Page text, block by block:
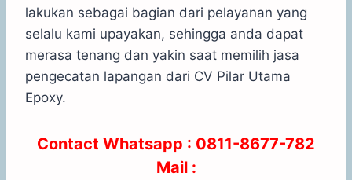
lakukan sebagai bagian dari pelayanan yang
selalu kami upayakan, sehingga anda dapat
merasa tenang dan yakin saat memilih jasa
pengecatan lapangan dari CV Pilar Utama
Epoxy.
Contact Whatsapp : 0811-8677-782
Mail :